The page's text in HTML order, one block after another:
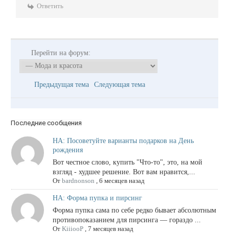
Ответить
Перейти на форум:
Предыдущая тема Следующая тема
Последние сообщения
НА: Посоветуйте варианты подарков на День
рождения
Вот честное слово, купить "Что-то", это, на мой
взгляд - худшее решение. Вот вам нравится,...
От bardnonson 6 месяцев назад
НА: Форма пупка и пирсинг
Форма пупка сама по себе редко бывает абсолютным
противопоказанием для пирсинга — гораздо ...
От KiiiooP, 7 месяцев назад